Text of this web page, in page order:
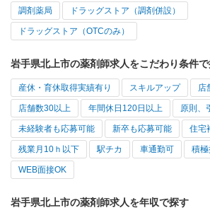
調剤薬局 ドラッグストア（調剤併設）
ドラッグストア（OTCのみ）
岩手県北上市の薬剤師求人をこだわり条件
産休・育休取得実績有り スキルアップ 店
店舗数30以上 年間休日120日以上 原則、
未経験者も応募可能 新卒も応募可能 住宅
残業月10ｈ以下 駅チカ 車通勤可 積極
WEB面接OK
岩手県北上市の薬剤師求人を年収で探す